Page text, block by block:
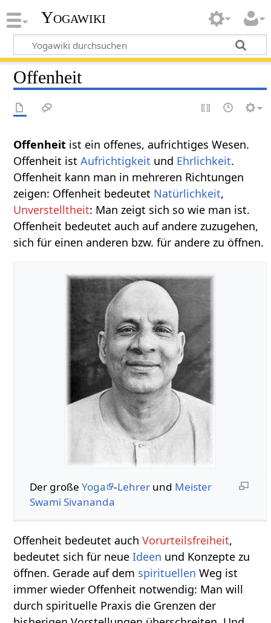
Yogawiki
Offenheit
Offenheit ist ein offenes, aufrichtiges Wesen.
Offenheit istAufrichtigkeit und Ehrlichkeit.
Offenheit kann man in mehreren Richtungen
zeigen: Offenheit bedeutet Natürlichkeit,
Unverstelltheit: Man zeigt sich so wie man ist.
Offenheit bedeutet auch auf andere zuzugehen,
sich für einen anderen bzw. für andere zu öffnen.
Der große Yoga -Lehrerund Meister
Swami Sivananda
Offenheit bedeutet auchVorurteilsfreiheit,
bedeutet sich für neueIdeen und Konzepte zu
öffnen. Gerade auf dem spirituellen Weg ist
immer wieder Offenheit notwendig: Man will
durch spirituelle Praxis die Grenzen der